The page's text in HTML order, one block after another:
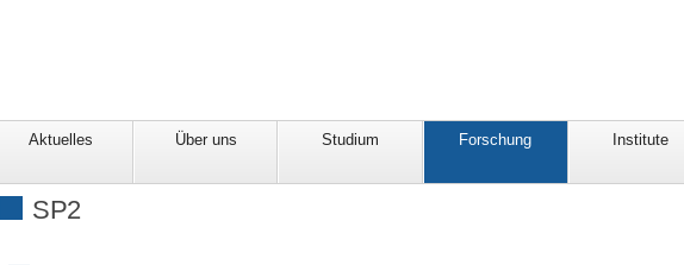
Aktuelles Über uns Studium Forschung Institute
SP2